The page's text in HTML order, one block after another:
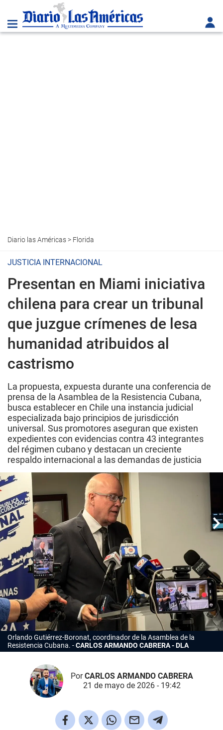
Diario las Américas> Florida
JUSTICIA INTERNACIONAL
Presentan en Miami iniciativa
chilena para crear un tribunal
que juzgue crímenes de lesa
humanidad atribuidos al
castrismo
La propuesta, expuesta durante una conferencia de
prensa de la Asamblea de la Resistencia Cubana,
busca establecer en Chile una instancia judicial
especializada bajo principios de jurisdicción
universal. Sus promotores aseguran que existen
expedientes con evidencias contra 43 integrantes
del régimen cubano y destacan un creciente
respaldo internacional a las demandas de justicia
Orlando Gutiérrez-Boronat, coordinador de la Asamblea de la
Resistencia Cubana.
CARLOS ARMANDO CABRERA - DLA
PorCARLOS ARMANDO CABRERA
21 de mayo de 2026 - 19:42